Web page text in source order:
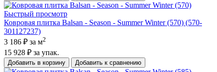
Быстрый просмотр
Ковровая плитка Balsan - Season - Summer Winter (570) (570-
301127237)
3 186 ₽ за м2
15 928 ₽ за упак.
Добавить в корзину Добавить к сравнению